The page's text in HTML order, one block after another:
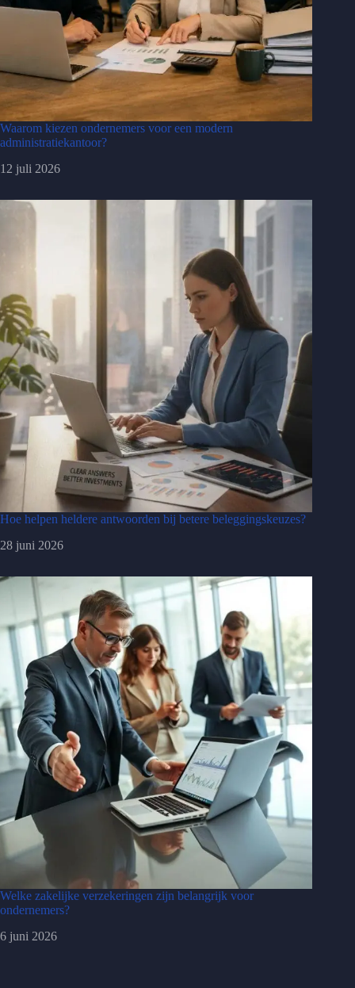
Waarom kiezen ondernemers voor een modern
administratiekantoor?
12 juli 2026
Hoe helpen heldere antwoorden bij betere beleggingskeuzes?
28 juni 2026
Welke zakelijke verzekeringen zijn belangrijk voor
ondernemers?
6 juni 2026